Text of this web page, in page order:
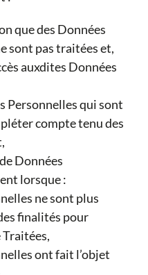
que des Données
sont pas traitées et,
auxdites Données
Personnelles qui sont
compte tenu des
Données
lorsque :
ne sont plus
finalités pour
ont fait l’objet